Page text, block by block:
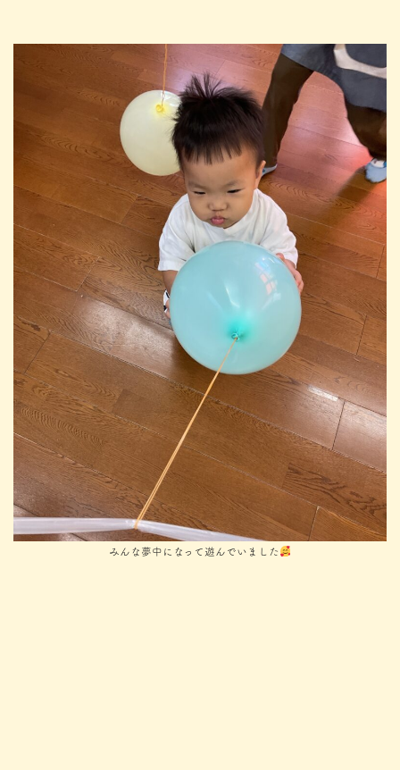
みんな夢中になって遊んでいました